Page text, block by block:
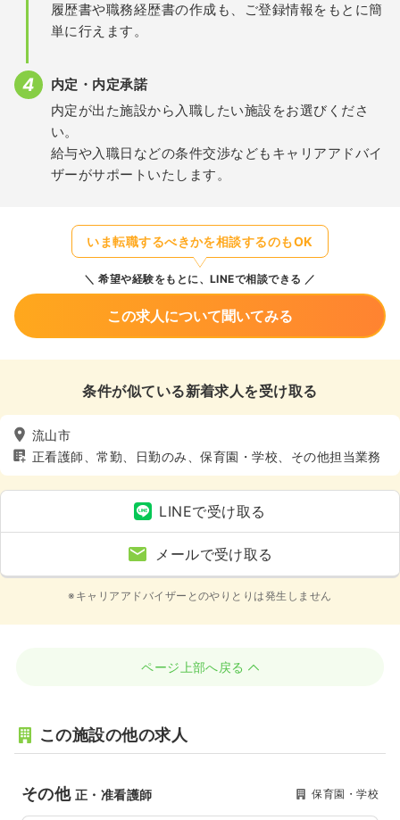
履歴書や職務経歴書の作成も、ご登録情報をもとに簡
単に行えます。
内定・内定承諾
内定が出た施設から入職したい施設をお選びくださ
い。
給与や入職日などの条件交渉などもキャリアアドバイ
ザーがサポートいたします。
いま転職するべきかを相談するのもOK
希望や経験をもとに、LINEで相談できる
この求人について聞いてみる
条件が似ている新着求人を受け取る
流山市
正看護師、常勤、日勤のみ、保育園・学校、その他担当業務
LINEで受け取る
メールで受け取る
※キャリアアドバイザーとのやりとりは発生しません
ページ上部へ戻る
この施設の他の求人
その他 正・准看護師 保育園・学校